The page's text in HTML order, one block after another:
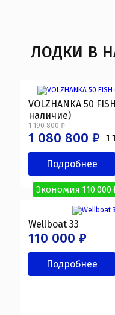
ЛОДКИ В
VOLZHANKA 50
наличие)
1 190 800 ₽
1
1 080 800 ₽
Экономия 110 000
Подробнее
Wellboat 33
110 000 ₽
Подробнее